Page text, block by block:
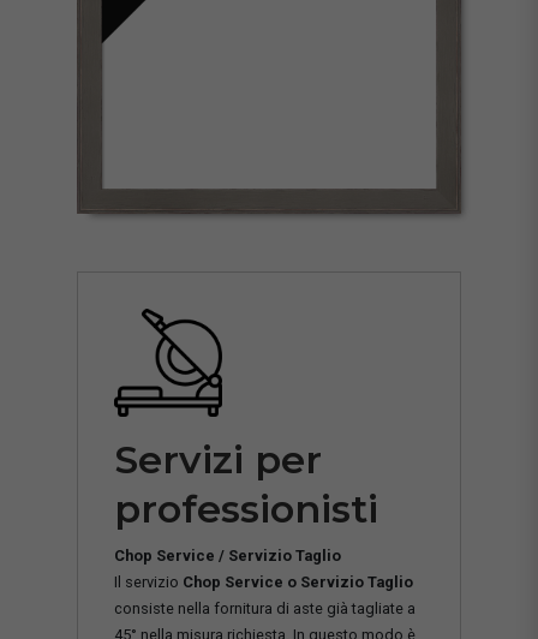
Servizi per
professionisti
Chop Service / Servizio Taglio
Il servizio Chop Service o Servizio Taglio
consiste nella fornitura di aste già tagliate a
45° nella misura richiesta. In questo modo è